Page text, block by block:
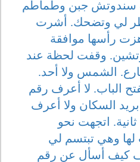
سندوتش جبن وطماطم
لي وتضحك. أشرت
رأسها موافقة
وقفت لحظة عند
الشمس ولا أحد.
الباب. لا أعرف رقم
السكان ولا أعرف
اتجهت نحو
لها وهي تبتسم لي
كيف أسأل عن رقم